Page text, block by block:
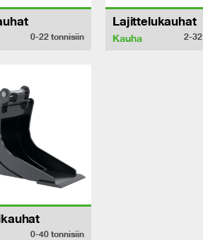
0-22tonnisiin
Lajittelukauhat
Kauha 2-32
0-40tonnisiin